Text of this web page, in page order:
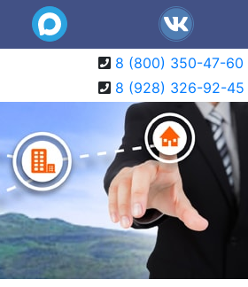
8 (800) 350-47-60
8 (928) 326-92-45